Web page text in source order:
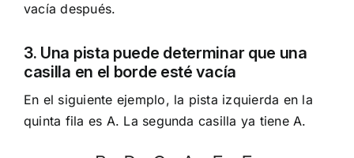
vacía después.
3. Una pista puede determinar que una
casilla en el borde esté vacía
En el siguiente ejemplo, la pista izquierda en la
quinta fila es A. La segunda casilla ya tiene A.